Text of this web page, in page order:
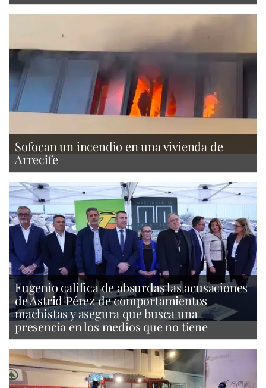
Sofocan un incendio en una vivienda de
Arrecife
Eugenio califica de absurdas las acusaciones
de Astrid Pérez de comportamientos
machistas y asegura que busca una
presencia en los medios que no tiene